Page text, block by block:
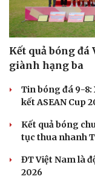
Kết quả bóng đá
giành hạng ba
Tin bóng đá 9-8:
kết ASEAN Cup
Kết quả bóng
tục thua nhanh
ĐT Việt Nam là
2026